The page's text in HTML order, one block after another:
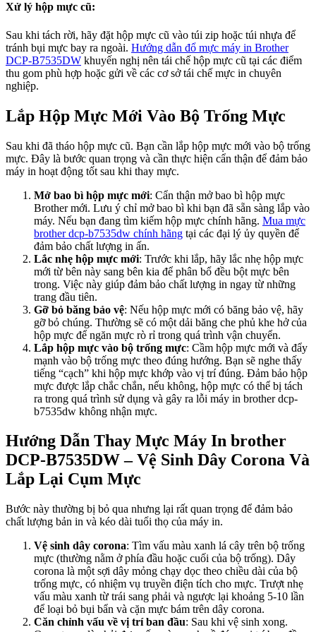
Xử lý hộp mực cũ:
Sau khi tách rời, hãy đặt hộp mực cũ vào túi zip hoặc túi nhựa để
tránh bụi mực bay ra ngoài. Hướng dẫn đổ mực máy in Brother
DCP-B7535DW khuyến nghị nên tái chế hộp mực cũ tại các điểm
thu gom phù hợp hoặc gửi về các cơ sở tái chế mực in chuyên
nghiệp.
Lắp Hộp Mực Mới Vào Bộ Trống Mực
Sau khi đã tháo hộp mực cũ. Bạn cần lắp hộp mực mới vào bộ trống
mực. Đây là bước quan trọng và cần thực hiện cẩn thận để đảm bảo
máy in hoạt động tốt sau khi thay mực.
Mở bao bì hộp mực mới: Cẩn thận mở bao bì hộp mực
Brother mới. Lưu ý chỉ mở bao bì khi bạn đã sẵn sàng lắp vào
máy. Nếu bạn đang tìm kiếm hộp mực chính hãng. Mua mực
brother dcp-b7535dw chính hãng tại các đại lý ủy quyền để
đảm bảo chất lượng in ấn.
Lắc nhẹ hộp mực mới: Trước khi lắp, hãy lắc nhẹ hộp mực
mới từ bên này sang bên kia để phân bổ đều bột mực bên
trong. Việc này giúp đảm bảo chất lượng in ngay từ những
trang đầu tiên.
Gỡ bỏ băng bảo vệ: Nếu hộp mực mới có băng bảo vệ, hãy
gỡ bỏ chúng. Thường sẽ có một dải băng che phủ khe hở của
hộp mực để ngăn mực rò rỉ trong quá trình vận chuyển.
Lắp hộp mực vào bộ trống mực: Cầm hộp mực mới và đẩy
mạnh vào bộ trống mực theo đúng hướng. Bạn sẽ nghe thấy
tiếng “cạch” khi hộp mực khớp vào vị trí đúng. Đảm bảo hộp
mực được lắp chắc chắn, nếu không, hộp mực có thể bị tách
ra trong quá trình sử dụng và gây ra lỗi máy in brother dcp-
b7535dw không nhận mực.
Hướng Dẫn Thay Mực Máy In brother
DCP-B7535DW – Vệ Sinh Dây Corona Và
Lắp Lại Cụm Mực
Bước này thường bị bỏ qua nhưng lại rất quan trọng để đảm bảo
chất lượng bản in và kéo dài tuổi thọ của máy in.
Vệ sinh dây corona: Tìm vấu màu xanh lá cây trên bộ trống
mực (thường nằm ở phía đầu hoặc cuối của bộ trống). Dây
corona là một sợi dây mỏng chạy dọc theo chiều dài của bộ
trống mực, có nhiệm vụ truyền điện tích cho mực. Trượt nhẹ
vấu màu xanh từ trái sang phải và ngược lại khoảng 5-10 lần
để loại bỏ bụi bẩn và cặn mực bám trên dây corona.
Căn chỉnh vấu về vị trí ban đầu: Sau khi vệ sinh xong.